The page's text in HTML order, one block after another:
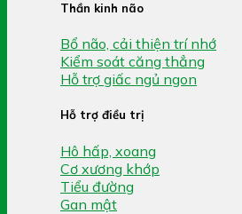
Thần kinh não
Bổ não, cải thiện trí nhớ
Kiểm soát căng thẳng
Hỗ trợ giấc ngủ ngon
Hỗ trợ điều trị
Hô hấp, xoang
Cơ xương khớp
Tiểu đường
Gan mật